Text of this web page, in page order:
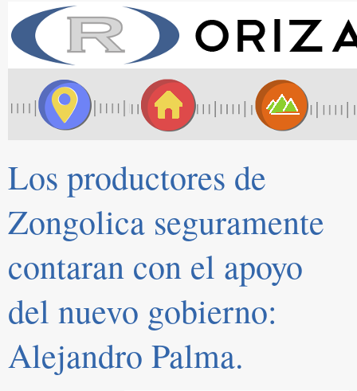
Los productores de
Zongolica seguramente
contaran con el apoyo
del nuevo gobierno:
Alejandro Palma.